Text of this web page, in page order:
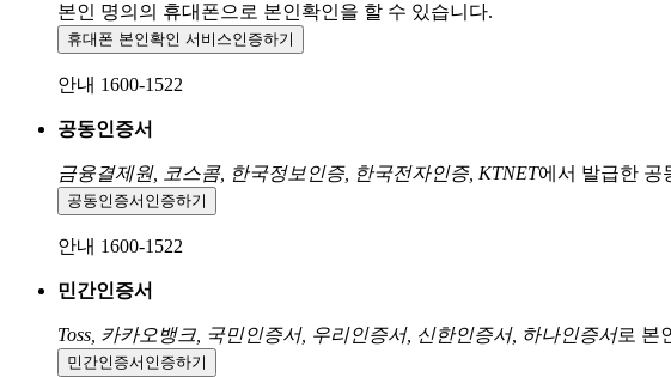
본인 명의의 휴대폰으로 본인확인을 할 수 있습니다.
휴대폰 본인확인 서비스인증하기
안내 1600-1522
공동인증서
금융결제원, 코스콤, 한국정보인증, 한국전자인증, KTNET에서 발급한 공
공동인증서 인증하기
안내 1600-1522
민간인증서
Toss, 카카오뱅크, 국민인증서, 우리인증서, 신한인증서, 하나인증서로 본
민간인증서 인증하기